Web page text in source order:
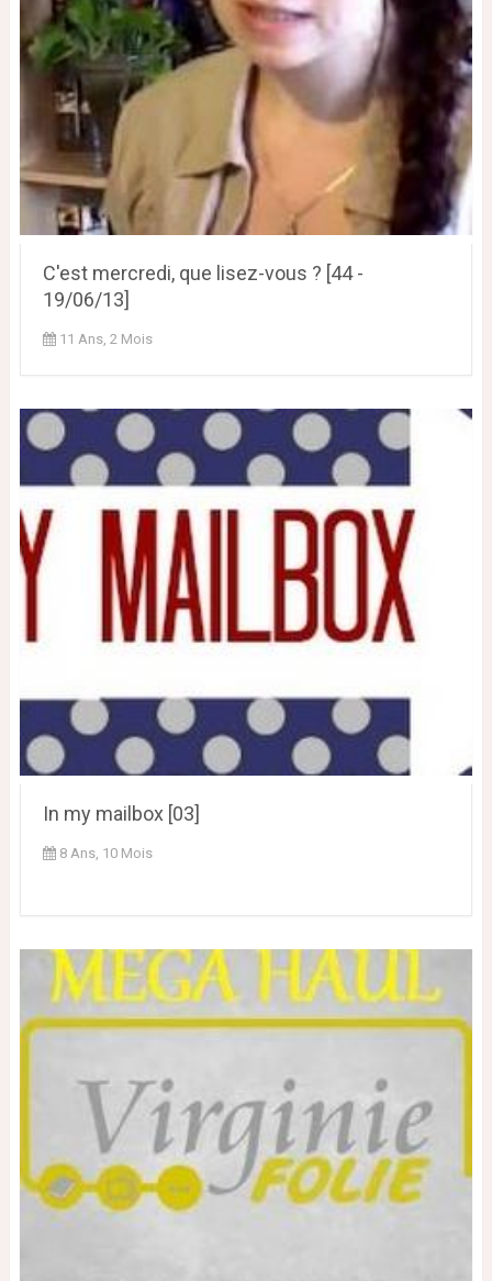
C'est mercredi, que lisez-vous ? [44 -
19/06/13]
11 Ans, 2 Mois
In my mailbox [03]
8 Ans, 10 Mois